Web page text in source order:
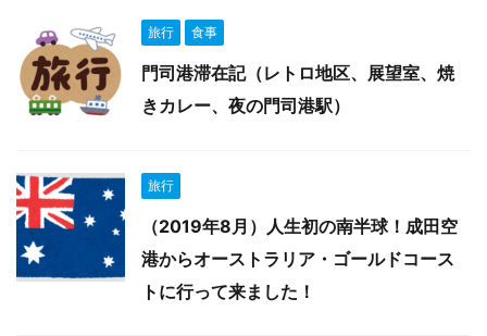
旅行 食事
門司港滞在記（レトロ地区、展望室、焼
きカレー、夜の門司港駅）
旅行
（2019年8月）人生初の南半球！成田空
港からオーストラリア・ゴールドコース
トに行って来ました！